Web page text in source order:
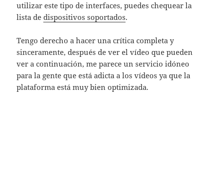
utilizar este tipo de interfaces, puedes chequear la
lista dedispositivos soportados.
Tengo derecho a hacer una crítica completa y
sinceramente, después de ver el vídeo que pueden
ver a continuación, me parece un servicio idóneo
para la gente que está adicta a los vídeos ya que la
plataforma está muy bien optimizada.